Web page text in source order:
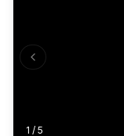
1 / 5
Previous slide